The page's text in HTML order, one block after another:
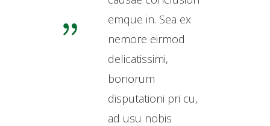
emque in. Sea ex
nemore eirmod
delicatissimi,
bonorum
disputationi pri cu,
ad usu nobis